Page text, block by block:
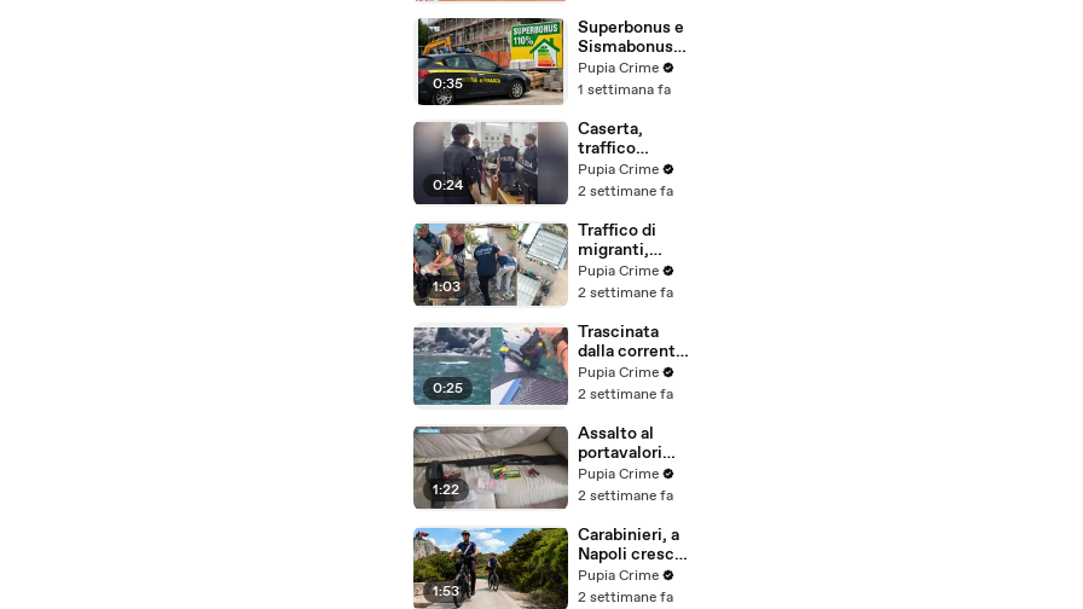
220mila euro
a due coniugi
(29.07.26)
0:35
Superbonus e
Sismabonus,
sequestrati
beni per 1,4
scoperto
sistema con
false
abitazioni
(29.07.26)
Pupia Crime
1 settimana fa
0:24
Caserta,
traffico
internazionale
di cocaina:
latitante
nigeriano
ricercato dal
2019
(28.07.26)
Pupia Crime
2 settimane fa
1:03
Traffico di
migranti,
smantellata
rete tra
altre 9
province: 18
arresti
(27.07.26)
Pupia Crime
2 settimane fa
0:25
Trascinata
dalla corrente
per 3
chilometri su
materassino:
salvata dalla
Polizia
(25.07.26)
Pupia Crime
2 settimane fa
1:22
Assalto al
portavalori
con 30 chili
d'oro sventato
arresti
(25.07.26)
Pupia Crime
2 settimane fa
1:53
Carabinieri, a
Napoli cresce
la "flotta
green": nuove
Pupia Crime
2 settimane fa